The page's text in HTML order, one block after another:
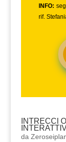
INFO:
rif.
INTRECCI
da